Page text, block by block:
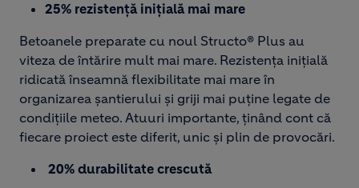
25% rezistență inițială mai mare
Betoanele preparate cu noul Structo® Plus au
viteza de întărire mult mai mare. Rezistența inițială
ridicată înseamnă flexibilitate mai mare în
organizarea șantierului și griji mai puține legate de
condițiile meteo. Atuuri importante, ținând cont că
fiecare proiect este diferit, unic și plin de provocări.
20% durabilitate crescută